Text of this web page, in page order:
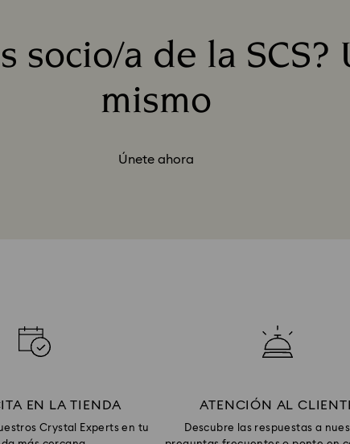
socio/a de la SCS?
mismo
Únete ahora
EN LA TIENDA
Crystal Experts en tu
ATENCIÓN AL
Descubre las respuestas a